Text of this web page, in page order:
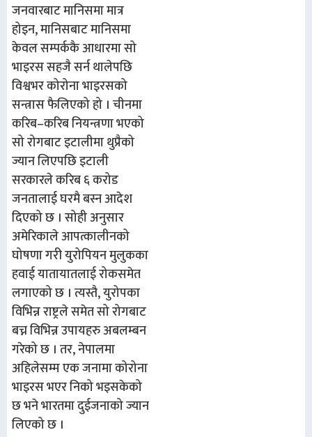
जनवारबाट मानिसमा मात्र
होइन, मानिसबाट मानिसमा
केवल सम्पर्ककै आधारमा सो
भाइरस सहजै सर्न थालेपछि
विश्वभर कोरोना भाइरसको
सन्त्रास फैलिएको हो । चीनमा
करिब–करिब नियन्त्रणा भएको
सो रोगबाट इटालीमा थुप्रैको
ज्यान लिएपछि इटाली
सरकारले करिब ६ करोड
जनतालाई घरमै बस्न आदेश
दिएको छ । सोही अनुसार
अमेरिकाले आपत्कालीनको
घोषणा गरी युरोपियन मुलुकका
हवाई यातायातलाई रोकसमेत
लगाएको छ । त्यस्तै, युरोपका
विभिन्न राष्ट्रले समेत सो रोगबाट
बच्न विभिन्न उपायहरु अबलम्बन
गरेको छ । तर, नेपालमा
अहिलेसम्म एक जनामा कोरोना
भाइरस भएर निको भइसकेको
छ भने भारतमा दुईजनाको ज्यान
लिएको छ ।